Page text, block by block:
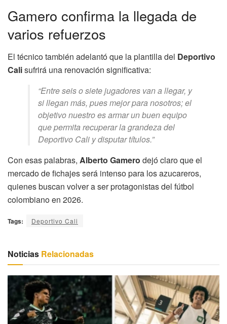
Gamero confirma la llegada de
varios refuerzos
El técnico también adelantó que la plantilla del Deportivo
Calisufrirá una renovación significativa:
“Entre seis o siete jugadores van a llegar, y
si llegan más, pues mejor para nosotros; el
objetivo nuestro es armar un buen equipo
que permita recuperar la grandeza del
Deportivo Cali y disputar títulos.”
Con esas palabras, Alberto Gamero dejó claro que el
mercado de fichajes será intenso para los azucareros,
quienes buscan volver a ser protagonistas del fútbol
colombiano en 2026.
Tags: Deportivo Cali
Noticias Relacionadas